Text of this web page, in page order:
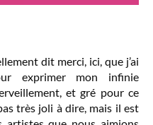
dit merci, ici, que j’ai
exprimer mon infinie
et gré pour ce
très joli à dire, mais il est